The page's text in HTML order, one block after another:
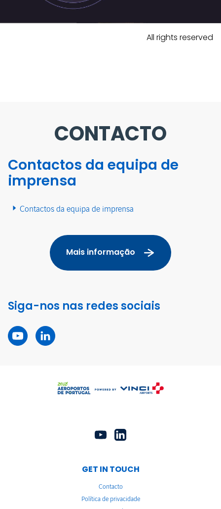
All rights reserved
CONTACTO
Contactos da equipa de
imprensa
Contactos da equipa de imprensa
Mais informação
Siga-nos nas redes sociais
GET IN TOUCH
Contacto
Política de privacidade